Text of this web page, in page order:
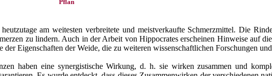
am weitesten verbreitete und meistverkaufte Schmerzmittel. Die
zu lindern. Auch in der Arbeit von Hippocrates erscheinen Hinweise auf
der Eigenschaften der Weide, die zu weiteren wissenschaftlichen Forschungen
haben eine synergistische Wirkung, d. h. sie wirken zusammen und